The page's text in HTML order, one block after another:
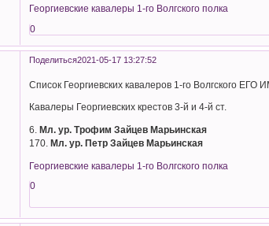
Георгиевские кавалеры 1-го Волгского полка
0
Поделиться2021-05-17 13:27:52
Список Георгиевских кавалеров 1-го Волгского
Кавалеры Георгиевских крестов 3-й и 4-й ст.
6.Мл. ур. Трофим Зайцев Марьинская
170.Мл. ур. Петр Зайцев Марьинская
Георгиевские кавалеры 1-го Волгского полка
0